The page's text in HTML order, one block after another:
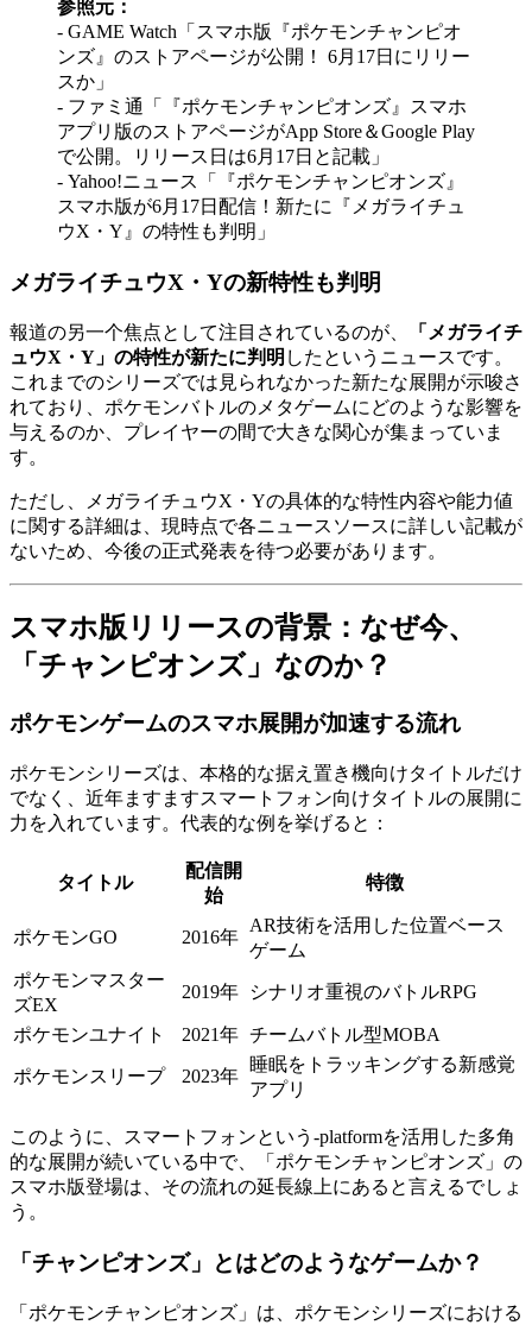
参照元：
- GAME Watch「スマホ版『ポケモンチャンピオ
ンズ』のストアページが公開！ 6月17日にリリー
スか」
- ファミ通「『ポケモンチャンピオンズ』スマホ
アプリ版のストアページがApp Store＆Google Play
で公開。リリース日は6月17日と記載」
- Yahoo!ニュース「『ポケモンチャンピオンズ』
スマホ版が6月17日配信！新たに『メガライチュ
ウX・Y』の特性も判明」
メガライチュウX・Yの新特性も判明
報道の另一个焦点として注目されているのが、
「メガライチ
ュウX・Y」の特性が新たに判明 したというニュースです。
これまでのシリーズでは見られなかった新たな展開が示唆さ
れており、ポケモンバトルのメタゲームにどのような影響を
与えるのか、プレイヤーの間で大きな関心が集まっていま
す。
ただし、メガライチュウX・Yの具体的な特性内容や能力値
に関する詳細は、現時点で各ニュースソースに詳しい記載が
ないため、今後の正式発表を待つ必要があります。
スマホ版リリースの背景：なぜ今、
「チャンピオンズ」なのか？
ポケモンゲームのスマホ展開が加速する流れ
ポケモンシリーズは、本格的な据え置き機向けタイトルだけ
でなく、近年ますますスマートフォン向けタイトルの展開に
力を入れています。代表的な例を挙げると：
タイトル
配信開
始
特徴
ポケモンGO 2016年
AR技術を活用した位置ベース
ゲーム
ポケモンマスター
ズEX
2019年 シナリオ重視のバトルRPG
ポケモンユナイト 2021年 チームバトル型MOBA
ポケモンスリープ 2023年
睡眠をトラッキングする新感覚
アプリ
このように、スマートフォンという-platformを活用した多角
的な展開が続いている中で、「ポケモンチャンピオンズ」の
スマホ版登場は、その流れの延長線上にあると言えるでしょ
う。
「チャンピオンズ」とはどのようなゲームか？
「ポケモンチャンピオンズ」は、ポケモンシリーズにおける